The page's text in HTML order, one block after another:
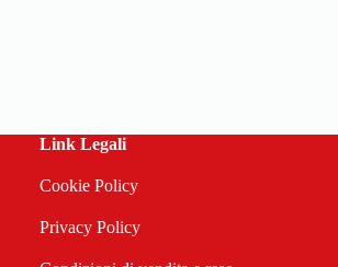
Link Legali
Cookie Policy
Privacy Policy